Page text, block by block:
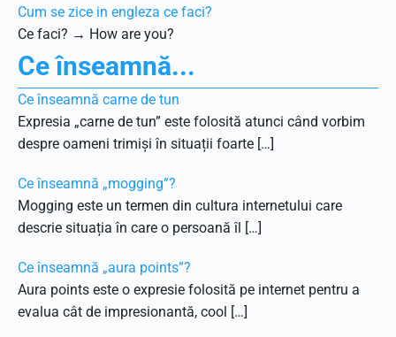
Cum se zice in engleza ce faci?
Ce faci? → How are you?
Ce înseamnă...
Ce înseamnă carne de tun
Expresia „carne de tun” este folosită atunci când vorbim
despre oameni trimiși în situații foarte […]
Ce înseamnă „mogging”?
Mogging este un termen din cultura internetului care
descrie situația în care o persoană îl […]
Ce înseamnă „aura points”?
Aura points este o expresie folosită pe internet pentru a
evalua cât de impresionantă, cool […]